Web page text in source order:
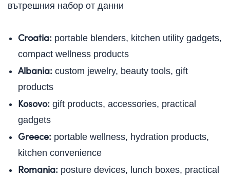
вътрешния набор от данни
Croatia: portable blenders, kitchen utility gadgets,
compact wellness products
Albania: custom jewelry, beauty tools, gift
products
Kosovo: gift products, accessories, practical
gadgets
Greece: portable wellness, hydration products,
kitchen convenience
Romania: posture devices, lunch boxes, practical